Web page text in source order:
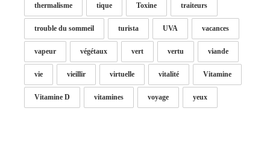
thermalisme tique Toxine traiteurs
trouble du sommeil turista UVA vacances
vapeur végétaux vert vertu viande
vie vieillir virtuelle vitalité Vitamine
Vitamine D vitamines voyage yeux